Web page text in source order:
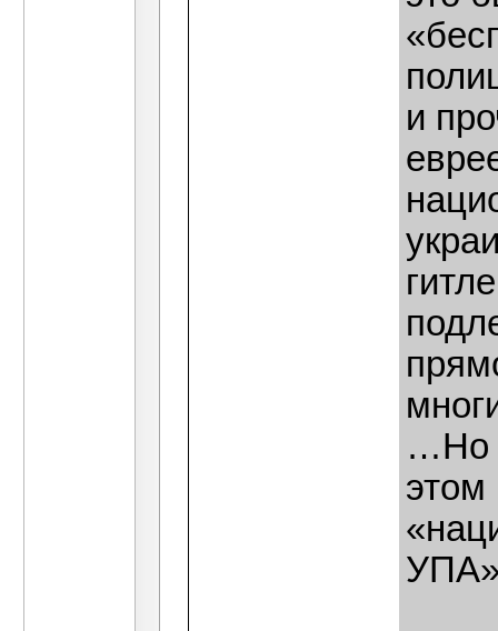
и
…Но
этом